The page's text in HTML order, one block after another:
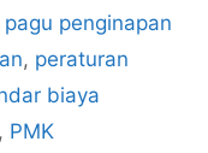
pagu penginapan
, peraturan
biaya
, PMK